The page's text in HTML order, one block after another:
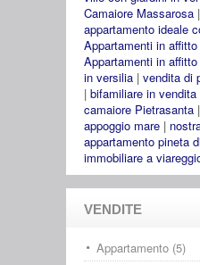
Camaiore Massarosa |
appartamento ideale
Appartamenti in
Appartamenti in
in versilia | vendita di
| bifamiliare in
camaiore Pietrasanta |
appoggio mare |
appartamento pineta
immobiliare a
VENDITE
Appartamento (5)